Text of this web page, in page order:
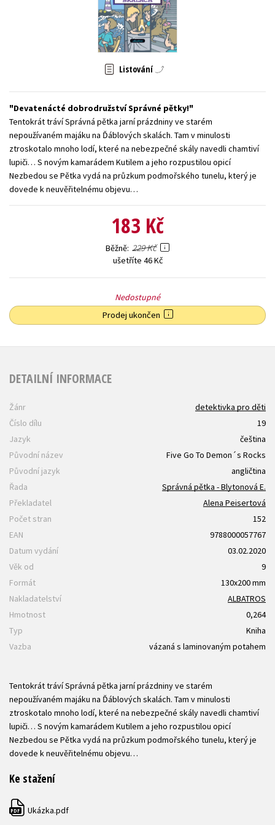
Zahraniční literatura
Všechny tituly
Listování
Devatenácté dobrodružství Správné pětky!
Tentokrát tráví Správná pětka jarní prázdniny ve starém
nepoužívaném majáku na Ďáblových skalách. Tam v minulosti
ztroskotalo mnoho lodí, které na nebezpečné skály navedli chamtiví
lupiči… S novým kamarádem Kutilem a jeho rozpustilou opicí
Nezbedou se Pětka vydá na průzkum podmořského tunelu, který je
dovede k neuvěřitelnému objevu…
183 Kč
Běžně 229 Kč
ušetříte 46 Kč
Nedostupné
Prodej ukončen
DETAILNÍ INFORMACE
Žánr
detektivka pro děti
Číslo dílu
19
Jazyk
čeština
Původní název
Five Go To Demon´s Rocks
Původní jazyk
angličtina
Řada
Správná pětka - Blytonová E.
Překladatel
Alena Peisertová
Počet stran
152
EAN
9788000057767
Datum vydání
03.02.2020
Věk od
9
Formát
130x200 mm
Nakladatelství
ALBATROS
Hmotnost
0,264
Typ
Kniha
Vazba
vázaná s laminovaným potahem
Tentokrát tráví Správná pětka jarní prázdniny ve starém
nepoužívaném majáku na Ďáblových skalách. Tam v minulosti
ztroskotalo mnoho lodí, které na nebezpečné skály navedli chamtiví
lupiči… S novým kamarádem Kutilem a jeho rozpustilou opicí
Nezbedou se Pětka vydá na průzkum podmořského tunelu, který je
dovede k neuvěřitelnému objevu…
Ke stažení
PDF Ukázka.pdf